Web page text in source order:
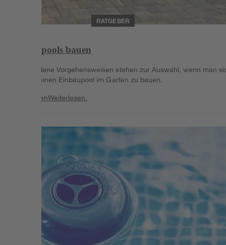
RATGEBER
Einbaupools bauen
Verschiedene Vorgehensweisen stehen zur Auswahl, wenn man
überlegt einen Einbaupool im Garten zu bauen.
WeiterlesenWeiterlesen.